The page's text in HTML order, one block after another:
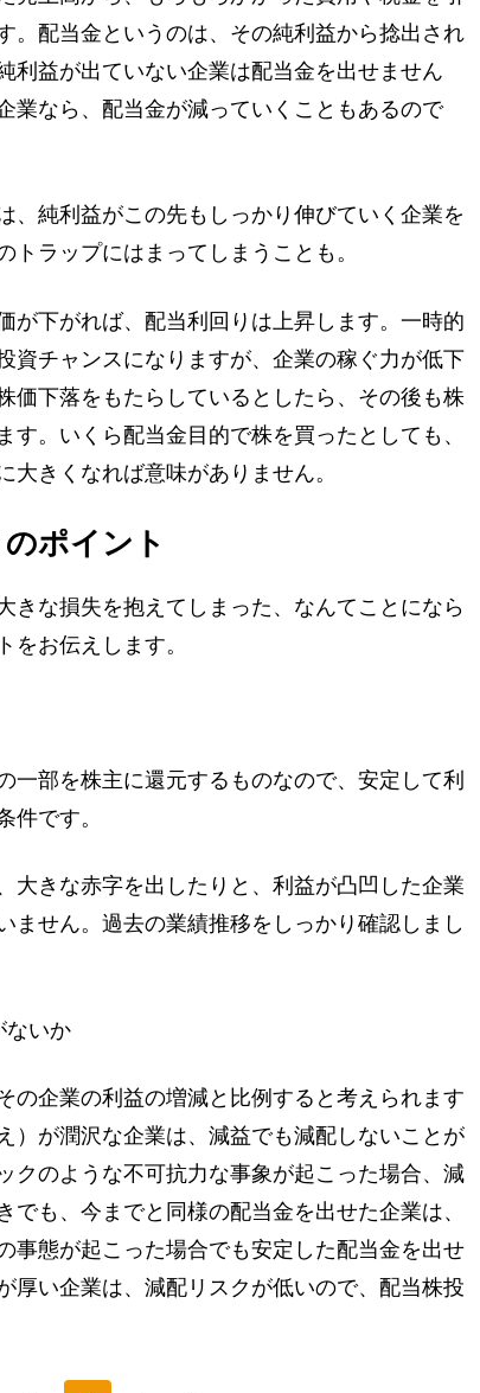
。配当金というのは、その純利益から捻出され
利益が出ていない企業は配当金を出せません
業なら、配当金が減っていくこともあるので
純利益がこの先もしっかり伸びていく企業を
ラップにはまってしまうことも。
下がれば、配当利回りは上昇します。一時的
資チャンスになりますが、企業の稼ぐ力が低下
価下落をもたらしているとしたら、その後も株
す。いくら配当金目的で株を買ったとしても、
きくなれば意味がありません。
ポイント
な損失を抱えてしまった、なんてことになら
をお伝えします。
部を株主に還元するものなので、安定して利
件です。
きな赤字を出したりと、利益が凸凹した企業
ません。過去の業績推移をしっかり確認しまし
ないか
企業の利益の増減と比例すると考えられます
）が潤沢な企業は、減益でも減配しないことが
クのような不可抗力な事象が起こった場合、減
でも、今までと同様の配当金を出せた企業は、
事態が起こった場合でも安定した配当金を出せ
厚い企業は、減配リスクが低いので、配当株投